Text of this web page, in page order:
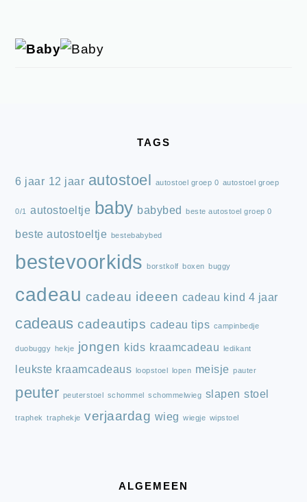
TAGS
6 jaar 12 jaar autostoel autostoel groep 0 autostoel groep
0/1 autostoeltje baby babybed beste autostoel groep 0
beste autostoeltje bestebabybed
bestevoorkids borstkolf boxen buggy
cadeau cadeau ideeen cadeau kind 4 jaar
cadeaus cadeautips cadeau tips campinbedje
duobuggy hekje jongen kids kraamcadeau ledikant
leukste kraamcadeaus loopstoel lopen meisje pauter
peuter peuterstoel schommel schommelwieg slapen stoel
traphek traphekje verjaardag wieg wiegje wipstoel
ALGEMEEN